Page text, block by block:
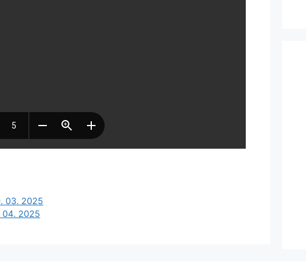
03. 2025
04. 2025